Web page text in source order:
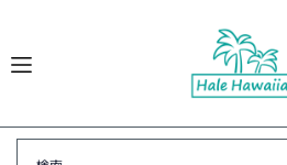
Translation missing: ja.accessibility.skip_to_text